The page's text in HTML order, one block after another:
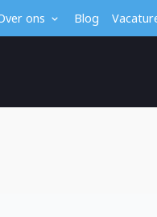
ons Blog